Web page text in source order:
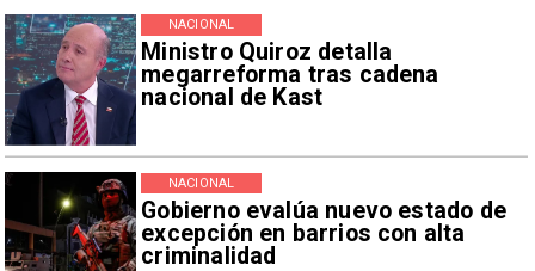
Ministro Quiroz detalla
megarreforma tras cadena
nacional de Kast
NACIONAL
Gobierno evalúa nuevo estado de
excepción en barrios con alta
criminalidad
NACIONAL